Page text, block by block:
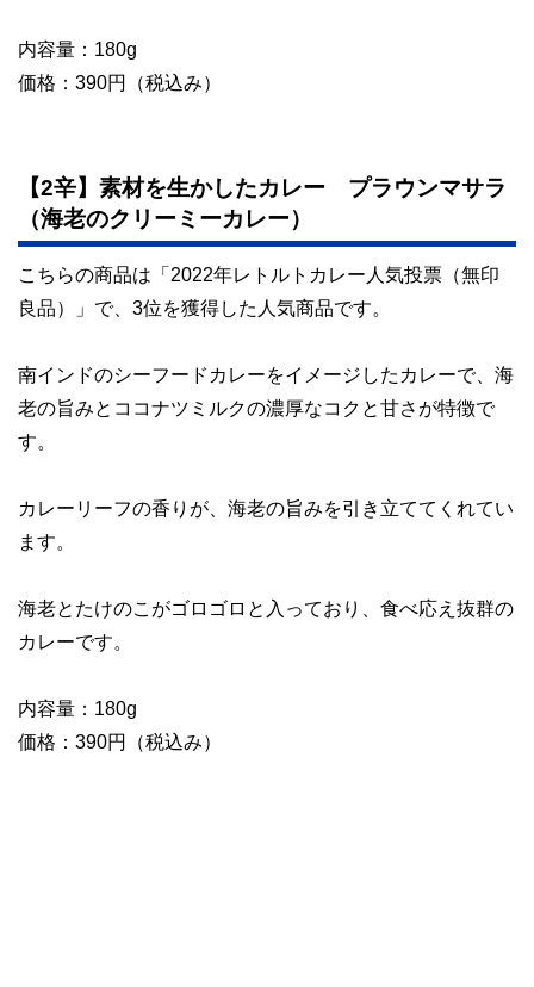
内容量：180g
価格：390円（税込み）
【2辛】素材を生かしたカレー プラウンマサラ
（海老のクリーミーカレー）
こちらの商品は「2022年レトルトカレー人気投票（無印
良品）」で、3位を獲得した人気商品です。
南インドのシーフードカレーをイメージしたカレーで、海
老の旨みとココナツミルクの濃厚なコクと甘さが特徴で
す。
カレーリーフの香りが、海老の旨みを引き立ててくれてい
ます。
海老とたけのこがゴロゴロと入っており、食べ応え抜群の
カレーです。
内容量：180g
価格：390円（税込み）